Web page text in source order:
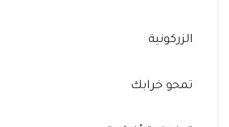
الزركونية
تمحو خرابك